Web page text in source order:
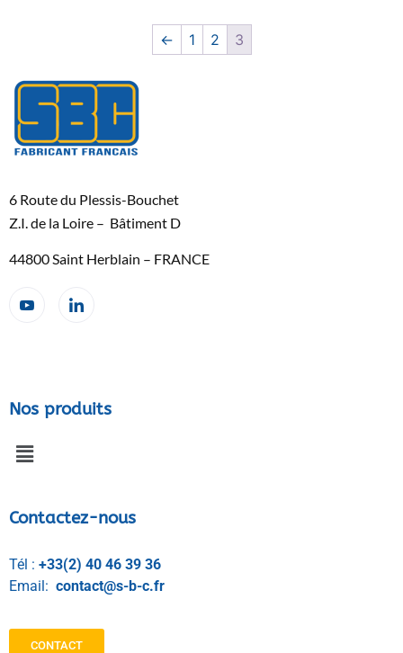
← 1 2 3
6 Route du Plessis-Bouchet
Z.I. de la Loire – Bâtiment D
44800 Saint Herblain – FRANCE
Nos produits
Contactez-nous
Tél : +33(2) 40 46 39 36
Email: contact@s-b-c.fr
CONTACT